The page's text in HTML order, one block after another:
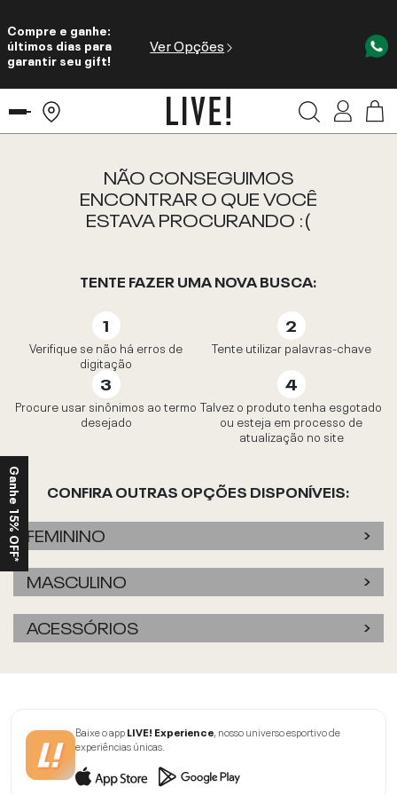
Compre e ganhe:
últimos dias para
garantir seu gift!
Ver Opções
NÃO CONSEGUIMOS
ENCONTRAR O QUE VOCÊ
ESTAVA PROCURANDO :(
TENTE FAZER UMA NOVA BUSCA:
Verifique se não há erros de
digitação
Tente utilizar palavras-chave
Procure usar sinônimos ao termo
desejado
Talvez o produto tenha esgotado
ou esteja em processo de
atualização no site
CONFIRA OUTRAS OPÇÕES DISPONÍVEIS:
FEMININO
MASCULINO
ACESSÓRIOS
Baixe o appLIVE! Experience, nosso universo esportivo de
experiências únicas.
Ganhe 15% OFF*